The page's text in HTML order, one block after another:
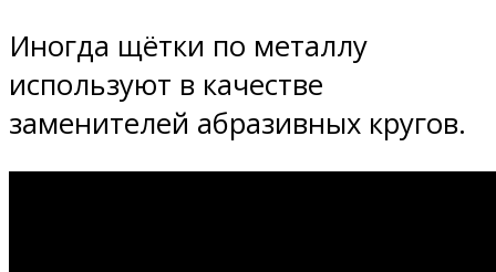
Иногда щётки по металлу
используют в качестве
заменителей абразивных кругов.